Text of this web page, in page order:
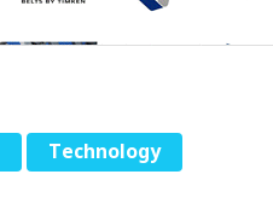
Technology